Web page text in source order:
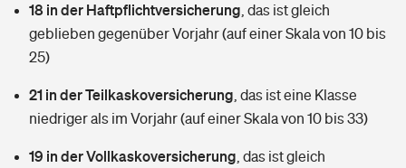
Wer versichert was: Jetzt Versicherer finden
Sie haben Fragen?
Mietkautionsversicherung
Restkreditversicherung
Kinderinvalidität
Hundehalter-Haftpflicht
Tierkrankenversicherung
Zur Übersicht
Tools
18 in der Haftpflichtversicherung das ist gleich
geblieben gegenüber Vorjahr (auf einer Skala von 10 bis
25)
21 in der Teilkaskoversicherung das ist eine Klasse
niedriger als im Vorjahr (auf einer Skala von 10 bis 33)
19 in der Vollkaskoversicherung das ist gleich